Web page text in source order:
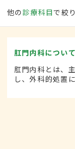
他の 診療科目で絞
肛門内科について
肛門内科とは、
し、外科的処置